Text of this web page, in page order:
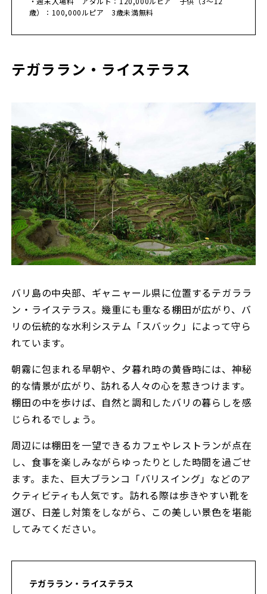
歳）：100,000ルピア 3歳未満無料
テガララン・ライステラス
バリ島の中央部、ギャニャール県に位置するテガララ
ン・ライステラス。幾重にも重なる棚田が広がり、バ
リの伝統的な水利システム「スバック」によって守ら
れています。
朝霧に包まれる早朝や、夕暮れ時の黄昏時には、神秘
的な情景が広がり、訪れる人々の心を惹きつけます。
棚田の中を歩けば、自然と調和したバリの暮らしを感
じられるでしょう。
周辺には棚田を一望できるカフェやレストランが点在
し、食事を楽しみながらゆったりとした時間を過ごせ
ます。また、巨大ブランコ「バリスイング」などのア
クティビティも人気です。訪れる際は歩きやすい靴を
選び、日差し対策をしながら、この美しい景色を堪能
してみてください。
テガララン・ライステラス